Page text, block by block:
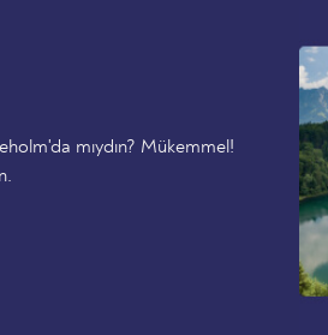
mıydın? Mükemmel!